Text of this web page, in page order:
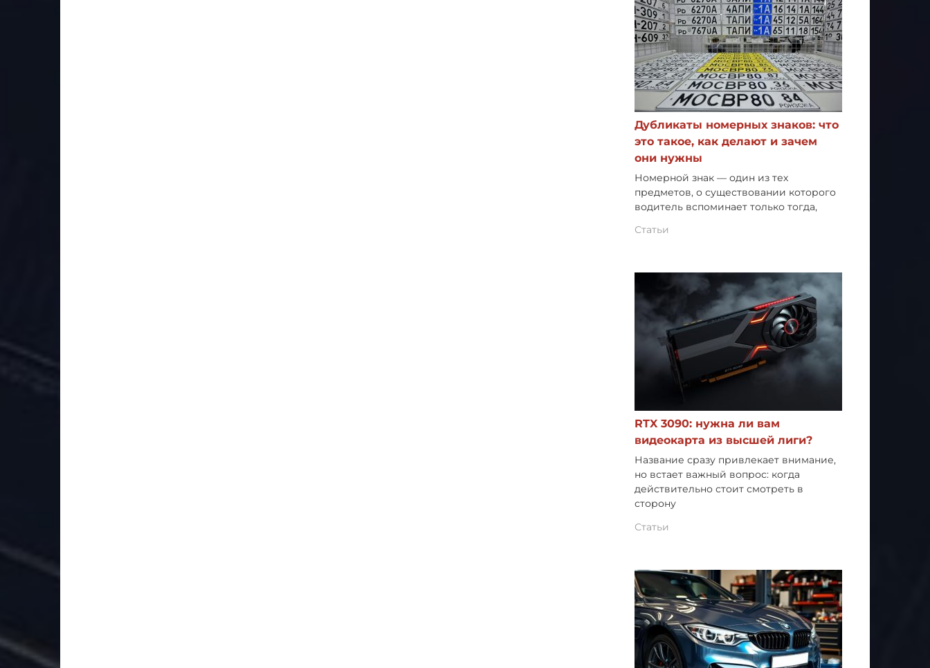
Дубликаты номерных знаков: что
это такое, как делают и зачем
они нужны
Номерной знак — один из тех
предметов, о существовании которого
водитель вспоминает только тогда,
Статьи
RTX 3090: нужна ли вам
видеокарта из высшей лиги?
Название сразу привлекает внимание,
но встает важный вопрос: когда
действительно стоит смотреть в
сторону
Статьи